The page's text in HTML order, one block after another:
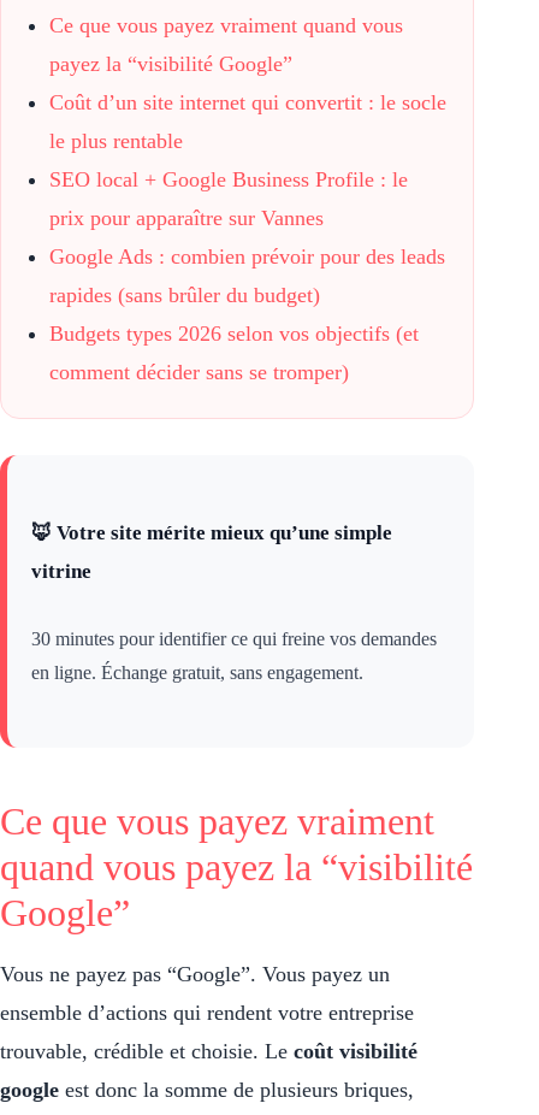
Ce que vous payez vraiment quand vous
payez la “visibilité Google”
Coût d’un site internet qui convertit : le socle
le plus rentable
SEO local + Google Business Profile : le
prix pour apparaître sur Vannes
Google Ads : combien prévoir pour des leads
rapides (sans brûler du budget)
Budgets types 2026 selon vos objectifs (et
comment décider sans se tromper)
🦊 Votre site mérite mieux qu’une simple
vitrine
30 minutes pour identifier ce qui freine vos demandes
en ligne. Échange gratuit, sans engagement.
Ce que vous payez vraiment
quand vous payez la “visibilité
Google”
Vous ne payez pas “Google”. Vous payez un
ensemble d’actions qui rendent votre entreprise
trouvable, crédible et choisie. Le coût visibilité
google est donc la somme de plusieurs briques,